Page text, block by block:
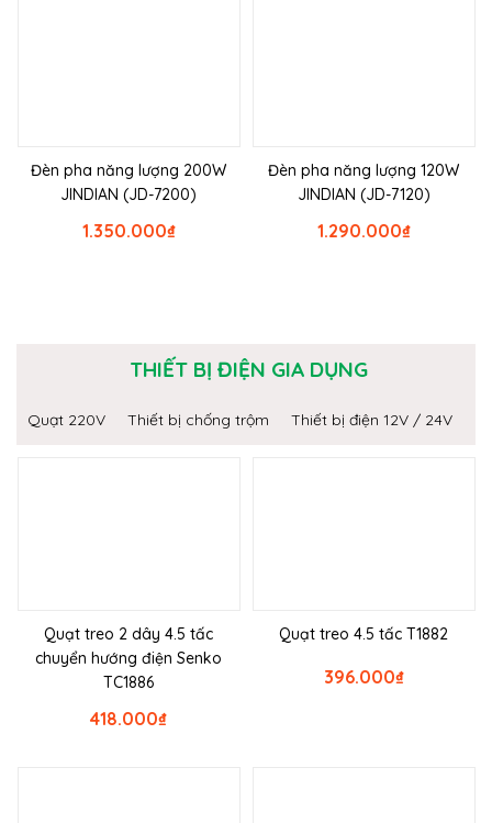
Đèn pha năng lượng 200W
JINDIAN (JD-7200)
₫
1.350.000
Đèn pha năng lượng 120W
JINDIAN (JD-7120)
₫
1.290.000
THIẾT BỊ ĐIỆN GIA DỤNG
Quạt 220V Thiết bị chống trộm Thiết bị điện 12V / 24V
Quạt treo 2 dây 4.5 tấc
chuyển hướng điện Senko
TC1886
₫
418.000
Quạt treo 4.5 tấc T1882
₫
396.000